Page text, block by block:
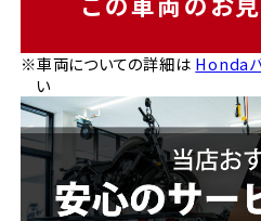
※車両についての詳細は Honda
い
ホンダドリーム 横浜
千葉県
ホンダドリーム 尼崎
ホンダドリーム 姫路
ホンダドリーム 西宮